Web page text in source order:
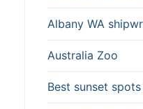
Albany WA
Australia Zoo
Best sunset